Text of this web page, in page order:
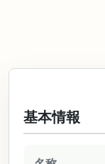
基本情報